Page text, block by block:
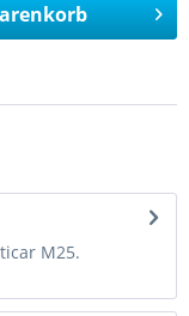
M25.